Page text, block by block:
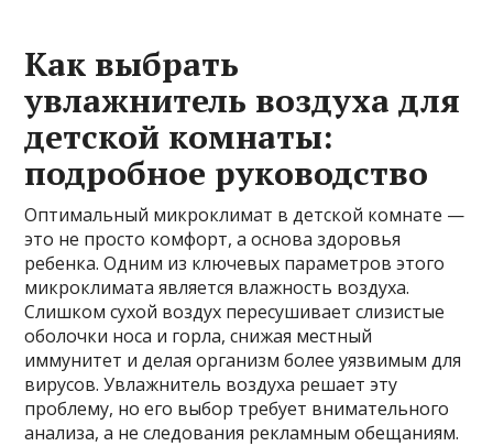
Как выбрать
увлажнитель воздуха для
детской комнаты:
подробное руководство
Оптимальный микроклимат в детской комнате —
это не просто комфорт, а основа здоровья
ребенка. Одним из ключевых параметров этого
микроклимата является влажность воздуха.
Слишком сухой воздух пересушивает слизистые
оболочки носа и горла, снижая местный
иммунитет и делая организм более уязвимым для
вирусов. Увлажнитель воздуха решает эту
проблему, но его выбор требует внимательного
анализа, а не следования рекламным обещаниям.